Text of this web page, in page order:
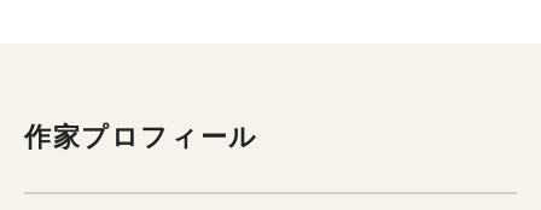
作家プロフィール